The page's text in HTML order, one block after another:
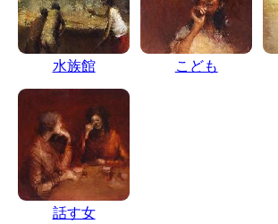
水族館 こども
話す女